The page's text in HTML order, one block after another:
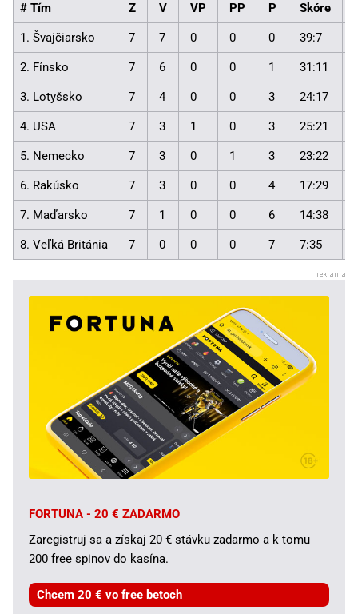
# Tím Z V VP PP P Skóre
1. Švajčiarsko 7 7 0 0 0 39:7
2. Fínsko 7 6 0 0 1 31:11
3. Lotyšsko 7 4 0 0 3 24:17
4. USA 7 3 1 0 3 25:21
5. Nemecko 7 3 0 1 3 23:22
6. Rakúsko 7 3 0 0 4 17:29
7. Maďarsko 7 1 0 0 6 14:38
8. Veľká Británia 7 0 0 0 7 7:35
FORTUNA - 20 € ZADARMO
Zaregistruj sa a získaj 20 € stávku zadarmo a k tomu
200 free spinov do kasína.
Chcem 20 € vo free betoch